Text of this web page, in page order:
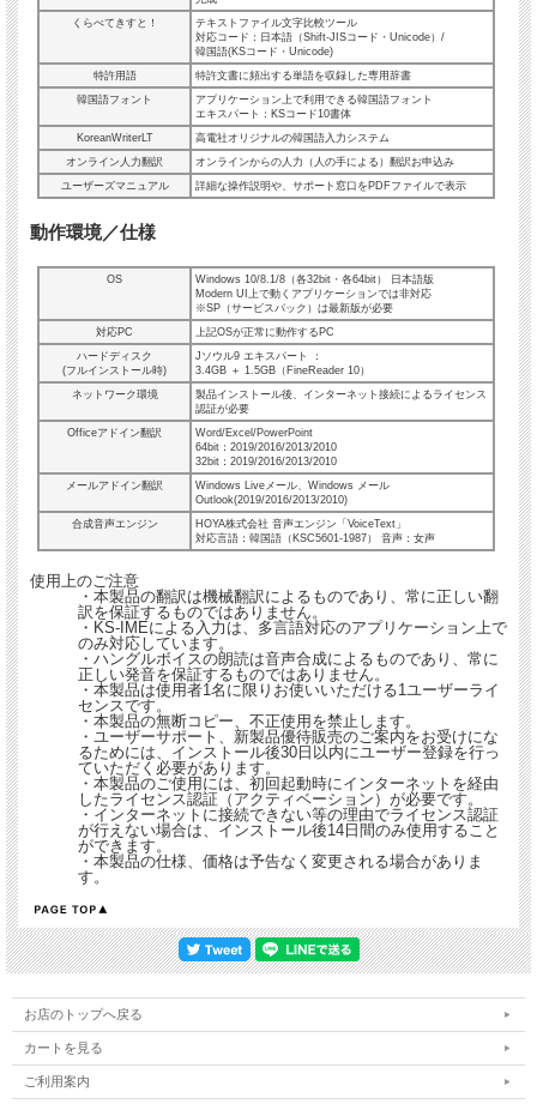
くらべてきすと！
テキストファイル文字比較ツール
対応コード：日本語（Shift-JISコード・Unicode）/
韓国語(KSコード・Unicode)
特許用語
特許文書に頻出する単語を収録した専用辞書
韓国語フォント
アプリケーション上で利用できる韓国語フォント
エキスパート：KSコード10書体
KoreanWriterLT
高電社オリジナルの韓国語入力システム
オンライン人力翻訳
オンラインからの人力（人の手による）翻訳お申込み
ユーザーズマニュアル
詳細な操作説明や、サポート窓口をPDFファイルで表示
動作環境／仕様
OS Windows 10/8.1/8（各32bit・ 各64bit） 日本語版
Modern UI上で動くアプリケーションでは非対応
※SP（サービスパック）は最新版が必要
対応PC
上記OSが正常に動作するPC
ハードディスク
(フルインストール時)
Jソウル9 エキスパート ：
3.4GB ＋ 1.5GB（FineReader 10）
ネットワーク環境
製品インストール後、インターネット接続によるライセンス
認証が必要
Officeアドイン翻訳
Word/Excel/PowerPoint
64bit：2019/2016/2013/2010
32bit：2019/2016/2013/2010
メールアドイン翻訳
Windows Liveメール、Windows メール
Outlook(2019/2016/2013/2010)
合成音声エンジン
HOYA株式会社 音声エンジン「VoiceText」
対応言語：韓国語（KSC5601-1987） 音声：女声
使用上のご注意
・本製品の翻訳は機械翻訳によるものであり、常に正しい翻
訳を保証するものではありません。
・KS-IMEによる入力は、多言語対応のアプリケーション上で
のみ対応しています。
・ハングルボイスの朗読は音声合成によるものであり、常に
正しい発音を保証するものではありません。
・本製品は使用者1名に限りお使いいただける1ユーザーライ
センスです。
・本製品の無断コピー、不正使用を禁止します。
・ユーザーサポート、新製品優待販売のご案内をお受けにな
るためには、インストール後30日以内にユーザー登録を行っ
ていただく必要があります。
・本製品のご使用には、初回起動時にインターネットを経由
したライセンス認証（アクティベーション）が必要です。
・インターネットに接続できない等の理由でライセンス認証
が行えない場合は、インストール後14日間のみ使用すること
ができます。
・本製品の仕様、価格は予告なく変更される場合がありま
す。
お店のトップへ戻る
カートを見る
ご利用案内